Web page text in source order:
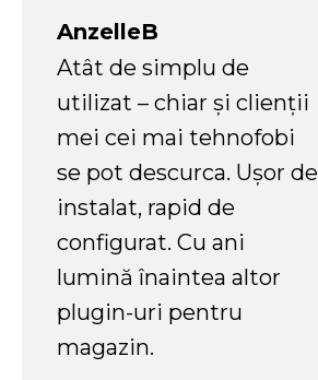
AnzelleB
Atât de simplu de
utilizat – chiar și clienții
mei cei mai tehnofobi
se pot descurca. Ușor de
instalat, rapid de
configurat. Cu ani
lumină înaintea altor
plugin-uri pentru
magazin.